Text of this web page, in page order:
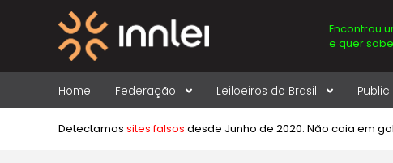
Encontrou
e quer
Home Federação Leiloeiros do Brasil
Detectamos sites falsos desde Junho de 2020. Não caia em